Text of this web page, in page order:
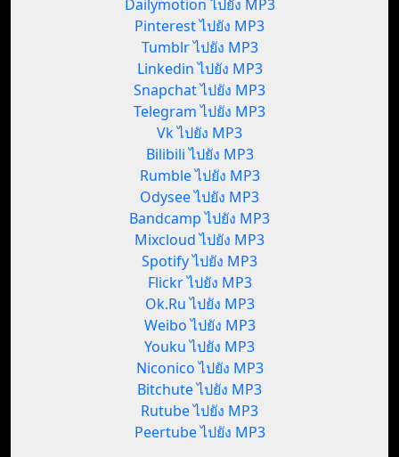
Dailymotion ไปยัง MP3
Pinterest ไปยัง MP3
Tumblr ไปยัง MP3
Linkedin ไปยัง MP3
Snapchat ไปยัง MP3
Telegram ไปยัง MP3
Vk ไปยัง MP3
Bilibili ไปยัง MP3
Rumble ไปยัง MP3
Odysee ไปยัง MP3
Bandcamp ไปยัง MP3
Mixcloud ไปยัง MP3
Spotify ไปยัง MP3
Flickr ไปยัง MP3
Ok.Ru ไปยัง MP3
Weibo ไปยัง MP3
Youku ไปยัง MP3
Niconico ไปยัง MP3
Bitchute ไปยัง MP3
Rutube ไปยัง MP3
Peertube ไปยัง MP3